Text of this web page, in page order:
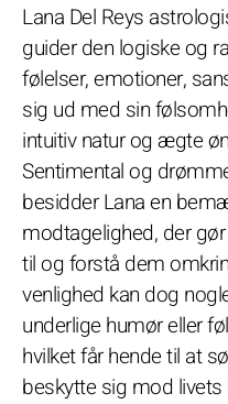
Lana Del Reys
guider den logiske og
følelser, emotioner,
sig ud med sin
intuitiv natur og ægte
Sentimental og
besidder Lana en
modtagelighed, der
til og forstå dem
venlighed kan dog
underlige humør eller
hvilket får hende til at
beskytte sig mod livets